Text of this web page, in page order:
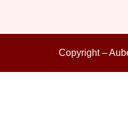
Copyright –